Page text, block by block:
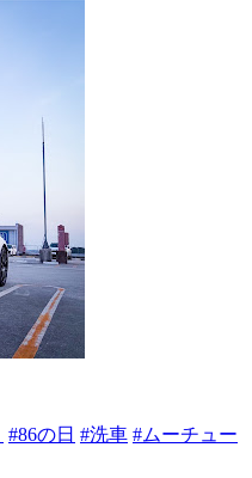
#86の日 #洗車 #ムーチュー